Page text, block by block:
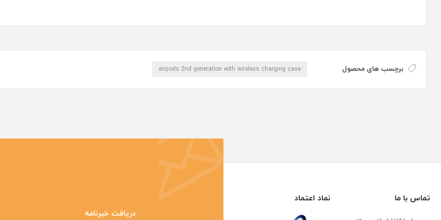
برچسب های محصول airpods 2nd generation with wireless charging case
دریافت خبرنامه
تماس با ما نماد اعتماد